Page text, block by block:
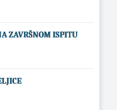
ZAVRŠNOM ISPITU